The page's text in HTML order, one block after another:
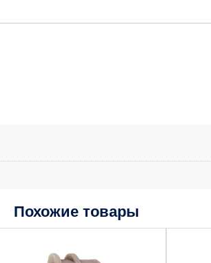
Похожие товары